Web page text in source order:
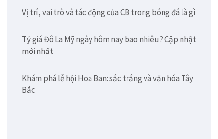
Vị trí, vai trò và tác động của CB trong bóng đá là gì
Tỷ giá Đô La Mỹ ngày hôm nay bao nhiêu? Cập nhật
mới nhất
Khám phá lễ hội Hoa Ban: sắc trắng và văn hóa Tây
Bắc